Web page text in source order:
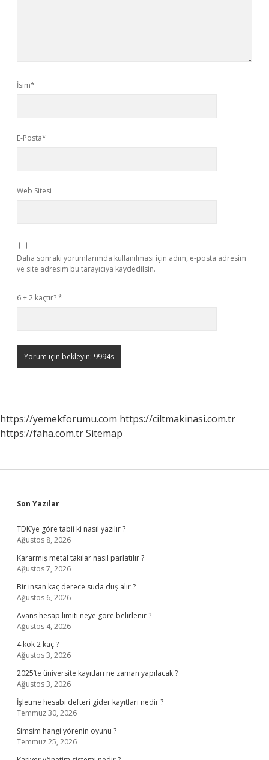
İsim*
E-Posta*
Web Sitesi
Daha sonraki yorumlarımda kullanılması için adım, e-posta adresim
ve site adresim bu tarayıcıya kaydedilsin.
6 + 2 kaçtır?*
https://yemekforumu.com https://ciltmakinasi.com.tr
https://faha.com.trSitemap
Sidebar
Son Yazılar
TDK’ye göre tabii ki nasıl yazılır ?
Ağustos 8, 2026
Kararmış metal takılar nasıl parlatılır ?
Ağustos 7, 2026
Bir insan kaç derece suda duş alır ?
Ağustos 6, 2026
Avans hesap limiti neye göre belirlenir ?
Ağustos 4, 2026
4 kök 2 kaç ?
Ağustos 3, 2026
2025’te üniversite kayıtları ne zaman yapılacak ?
Ağustos 3, 2026
İşletme hesabı defteri gider kayıtları nedir ?
Temmuz 30, 2026
Simsim hangi yörenin oyunu ?
Temmuz 25, 2026